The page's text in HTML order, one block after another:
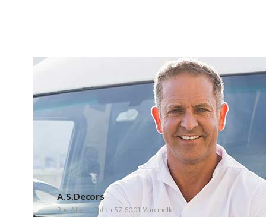
A.S.Decors
Rue Albert Goffin 57, 6001 Marcinelle